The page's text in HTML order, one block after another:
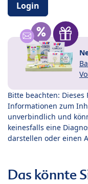
Login
Bitte beachten:
Informationen zum
unverbindlich und
keinesfalls eine
darstellen oder einen
Das könnte